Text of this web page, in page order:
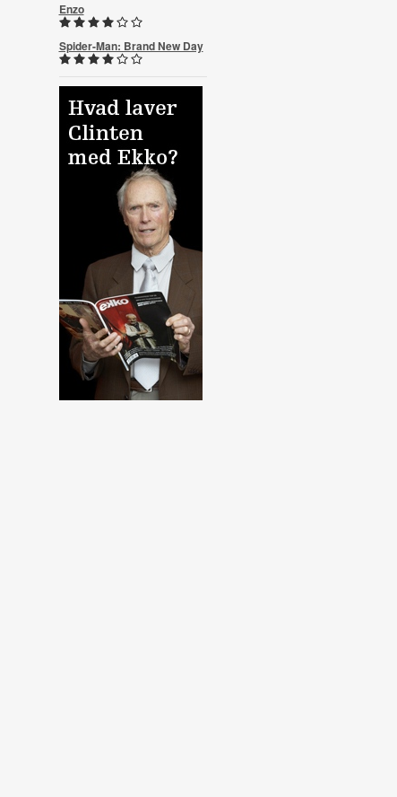
Enzo
Spider-Man: Brand New Day